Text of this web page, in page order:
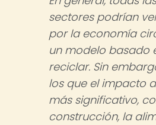
sectores podrían
por la economía
un modelo basado
reciclar. Sin
los que el impacto
más significativo,
construcción, la